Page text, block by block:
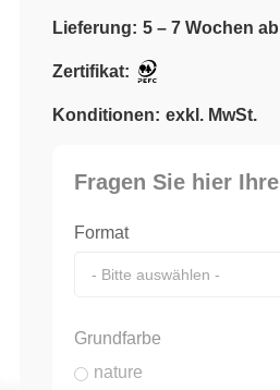
Lieferung: 5 – 7 Wochen
Zertifikat:
Konditionen: exkl. MwSt.
Fragen Sie hier
Format
Grundfarbe
nature